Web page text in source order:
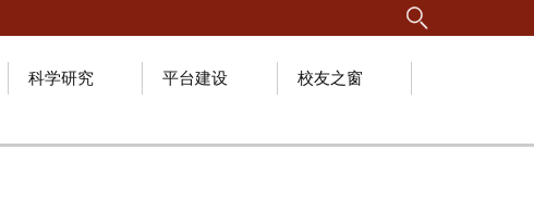
科学研究 平台建设
校友之窗